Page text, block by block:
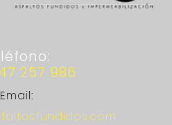
257 986
Email: